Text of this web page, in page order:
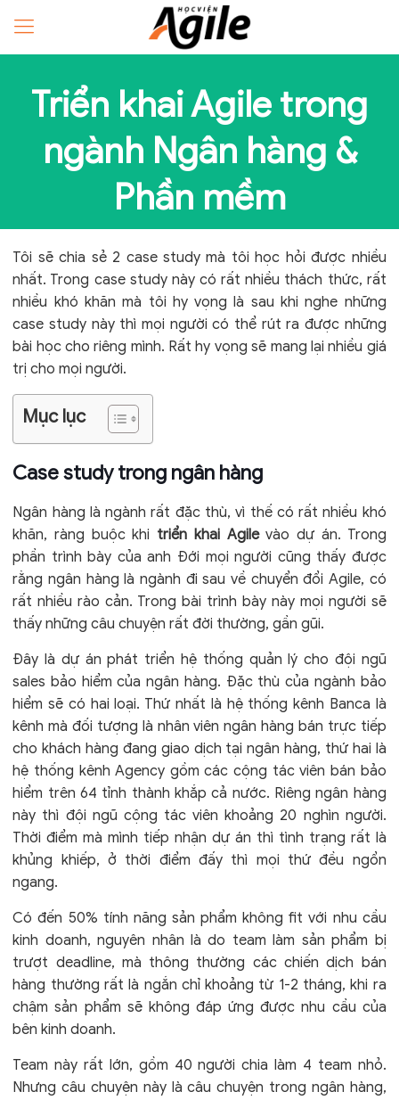
Triển khai Agile trong
ngành Ngân hàng &
Phần mềm
Tôi sẽ chia sẻ 2 case study mà tôi học hỏi được nhiều
nhất. Trong case study này có rất nhiều thách thức, rất
nhiều khó khăn mà tôi hy vọng là sau khi nghe những
case study này thì mọi người có thể rút ra được những
bài học cho riêng mình. Rất hy vọng sẽ mang lại nhiều giá
trị cho mọi người.
Mục lục
Case study trong ngân hàng
Ngân hàng là ngành rất đặc thù, vì thế có rất nhiều khó
khăn, ràng buộc khi triển khai Agilevào dự án. Trong
phần trình bày của anh Đới mọi người cũng thấy được
rằng ngân hàng là ngành đi sau về chuyển đổi Agile, có
rất nhiều rào cản. Trong bài trình bày này mọi người sẽ
thấy những câu chuyện rất đời thường, gần gũi.
Đây là dự án phát triển hệ thống quản lý cho đội ngũ
sales bảo hiểm của ngân hàng. Đặc thù của ngành bảo
hiểm sẽ có hai loại. Thứ nhất là hệ thống kênh Banca là
kênh mà đối tượng là nhân viên ngân hàng bán trực tiếp
cho khách hàng đang giao dịch tại ngân hàng, thứ hai là
hệ thống kênh Agency gồm các cộng tác viên bán bảo
hiểm trên 64 tỉnh thành khắp cả nước. Riêng ngân hàng
này thì đội ngũ cộng tác viên khoảng 20 nghìn người.
Thời điểm mà mình tiếp nhận dự án thì tình trạng rất là
khủng khiếp, ở thời điểm đấy thì mọi thứ đều ngổn
ngang.
Có đến 50% tính năng sản phẩm không fit với nhu cầu
kinh doanh, nguyên nhân là do team làm sản phẩm bị
trượt deadline, mà thông thường các chiến dịch bán
hàng thường rất là ngắn chỉ khoảng từ 1-2 tháng, khi ra
chậm sản phẩm sẽ không đáp ứng được nhu cầu của
bên kinh doanh.
Team này rất lớn, gồm 40 người chia làm 4 team nhỏ.
Nhưng câu chuyện này là câu chuyện trong ngân hàng,